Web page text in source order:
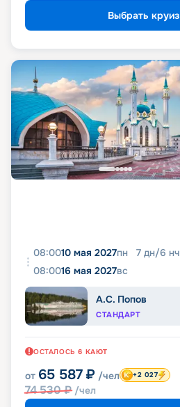
Выбрать круиз
08:0010 мая 2027пн 7 дн/6 нч
08:0016 мая 2027вс
А.С. Попов
СТАНДАРТ
ОСТАЛОСЬ 6 КАЮТ
от 65 587 ₽ /чел
74 530₽ /чел
+2 027